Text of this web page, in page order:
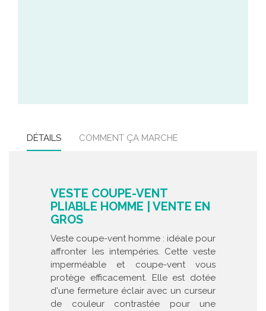
DÉTAILS COMMENT ÇA MARCHE
VESTE COUPE-VENT
PLIABLE HOMME | VENTE EN
GROS
Veste coupe-vent homme : idéale pour
affronter les intempéries. Cette veste
imperméable et coupe-vent vous
protège efficacement. Elle est dotée
d'une fermeture éclair avec un curseur
de couleur contrastée pour une